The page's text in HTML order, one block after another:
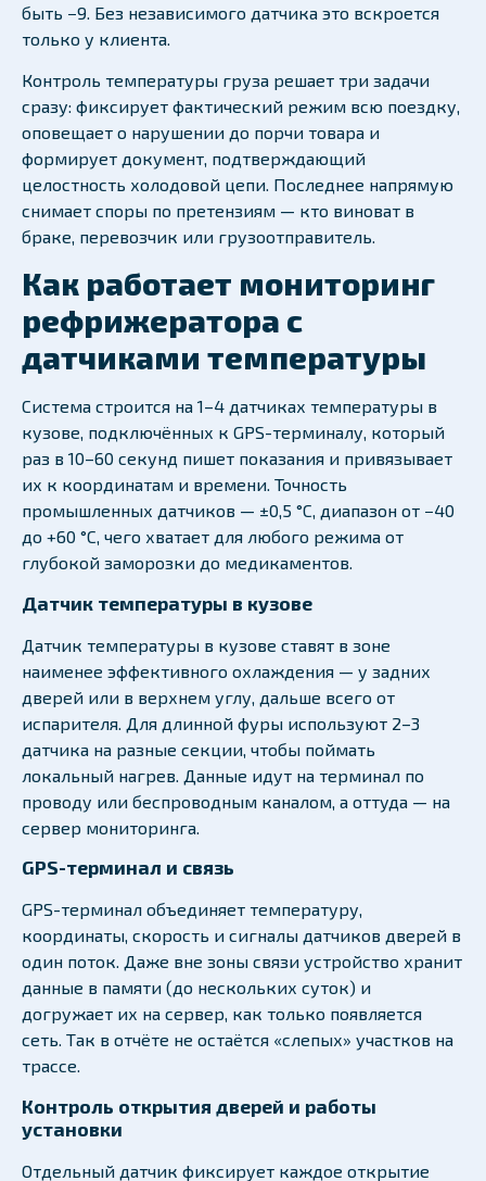
быть −9. Без независимого датчика это вскроется
только у клиента.
Контроль температуры груза решает три задачи
сразу: фиксирует фактический режим всю поездку,
оповещает о нарушении до порчи товара и
формирует документ, подтверждающий
целостность холодовой цепи. Последнее напрямую
снимает споры по претензиям — кто виноват в
браке, перевозчик или грузоотправитель.
Как работает мониторинг
рефрижератора с
датчиками температуры
Система строится на 1–4 датчиках температуры в
кузове, подключённых к GPS-терминалу, который
раз в 10–60 секунд пишет показания и привязывает
их к координатам и времени. Точность
промышленных датчиков — ±0,5 °C, диапазон от −40
до +60 °C, чего хватает для любого режима от
глубокой заморозки до медикаментов.
Датчик температуры в кузове
Датчик температуры в кузове ставят в зоне
наименее эффективного охлаждения — у задних
дверей или в верхнем углу, дальше всего от
испарителя. Для длинной фуры используют 2–3
датчика на разные секции, чтобы поймать
локальный нагрев. Данные идут на терминал по
проводу или беспроводным каналом, а оттуда — на
сервер мониторинга.
GPS-терминал и связь
GPS-терминал объединяет температуру,
координаты, скорость и сигналы датчиков дверей в
один поток. Даже вне зоны связи устройство хранит
данные в памяти (до нескольких суток) и
догружает их на сервер, как только появляется
сеть. Так в отчёте не остаётся «слепых» участков на
трассе.
Контроль открытия дверей и работы
установки
Отдельный датчик фиксирует каждое открытие